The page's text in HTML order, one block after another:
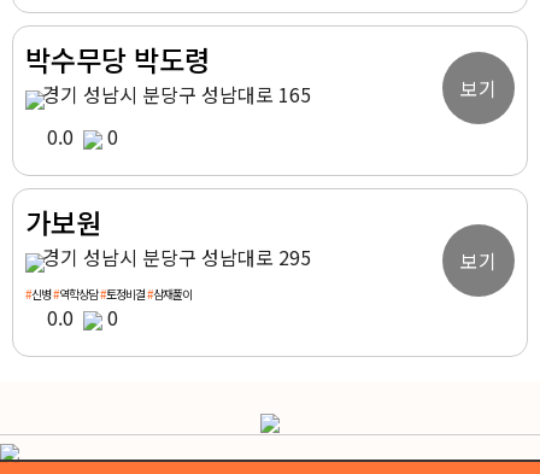
박수무당 박도령
경기 성남시 분당구 성남대로 165
0.0
0
보기
가보원
경기 성남시 분당구 성남대로 295
#신병#역학상담#토정비결#삼재풀이
0.0 0
보기